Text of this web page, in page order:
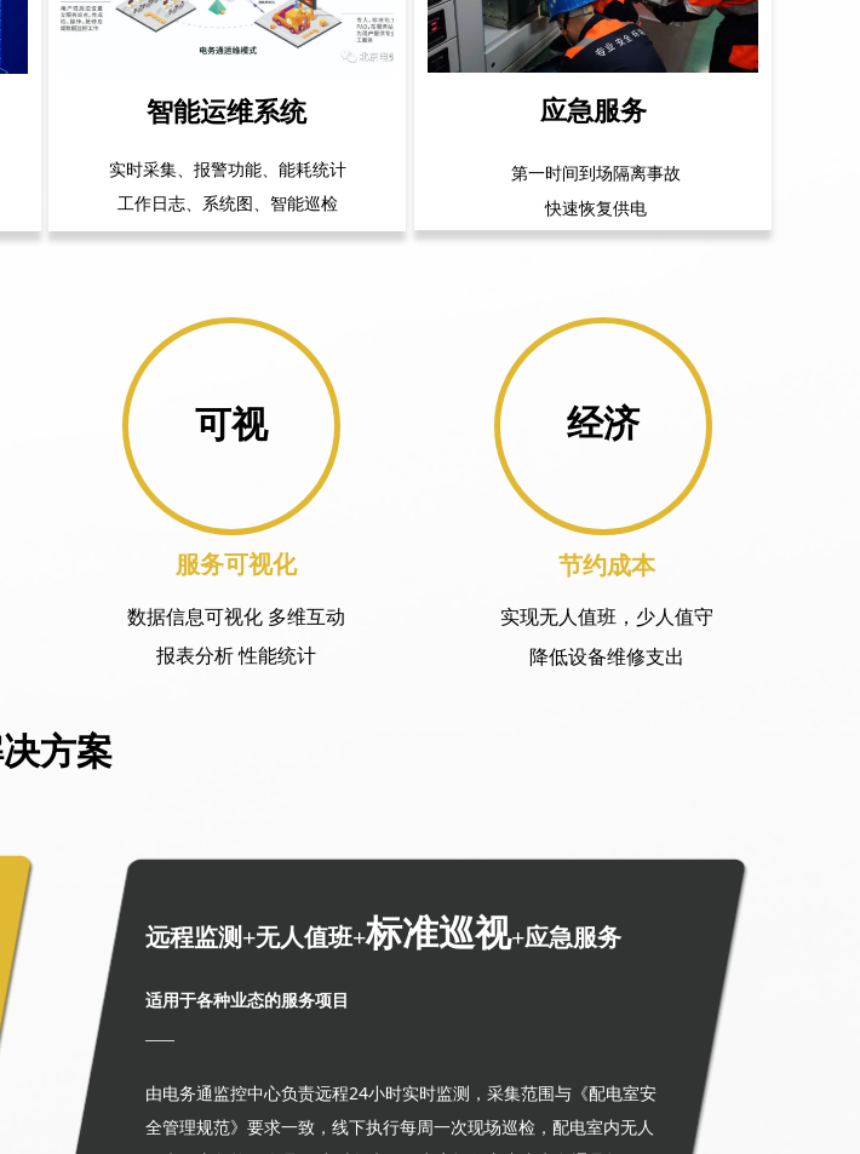
远程监测+无人值班+标准巡视+应急服务
适用于各种业态的服务项目
——
由电务通监控中心负责远程24小时实时监测，采集范围与《配电室安
全管理规范》要求一致，线下执行每周一次现场巡检，配电室内无人
实时采集、报警功能、能耗统计
工作日志、系统图、智能巡检
智能运维系统
第一时间到场隔离事故
快速恢复供电
应急服务
可视 经济
服务可视化
数据信息可视化 多维互动
报表分析 性能统计
节约成本
实现无人值班，少人值守
降低设备维修支出
方案